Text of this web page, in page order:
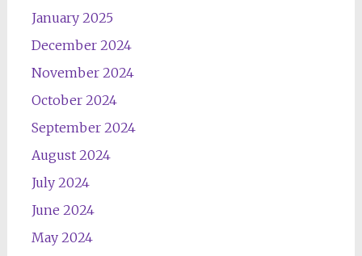
January 2025
December 2024
November 2024
October 2024
September 2024
August 2024
July 2024
June 2024
May 2024